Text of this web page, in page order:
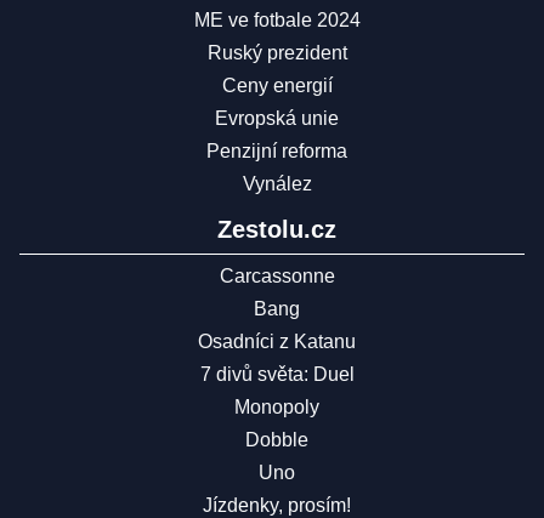
ME ve fotbale 2024
Ruský prezident
Ceny energií
Evropská unie
Penzijní reforma
Vynález
Zestolu.cz
Carcassonne
Bang
Osadníci z Katanu
7 divů světa: Duel
Monopoly
Dobble
Uno
Jízdenky, prosím!